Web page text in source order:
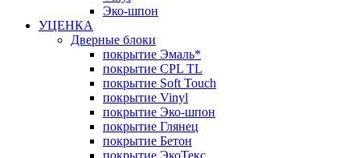
Эко-шпон
УЦЕНКА
Дверные блоки
покрытие Эмаль*
покрытие CPL TL
покрытие Soft Touch
покрытие Vinyl
покрытие Эко-шпон
покрытие Глянец
покрытие Бетон
покрытие ЭкоТекс